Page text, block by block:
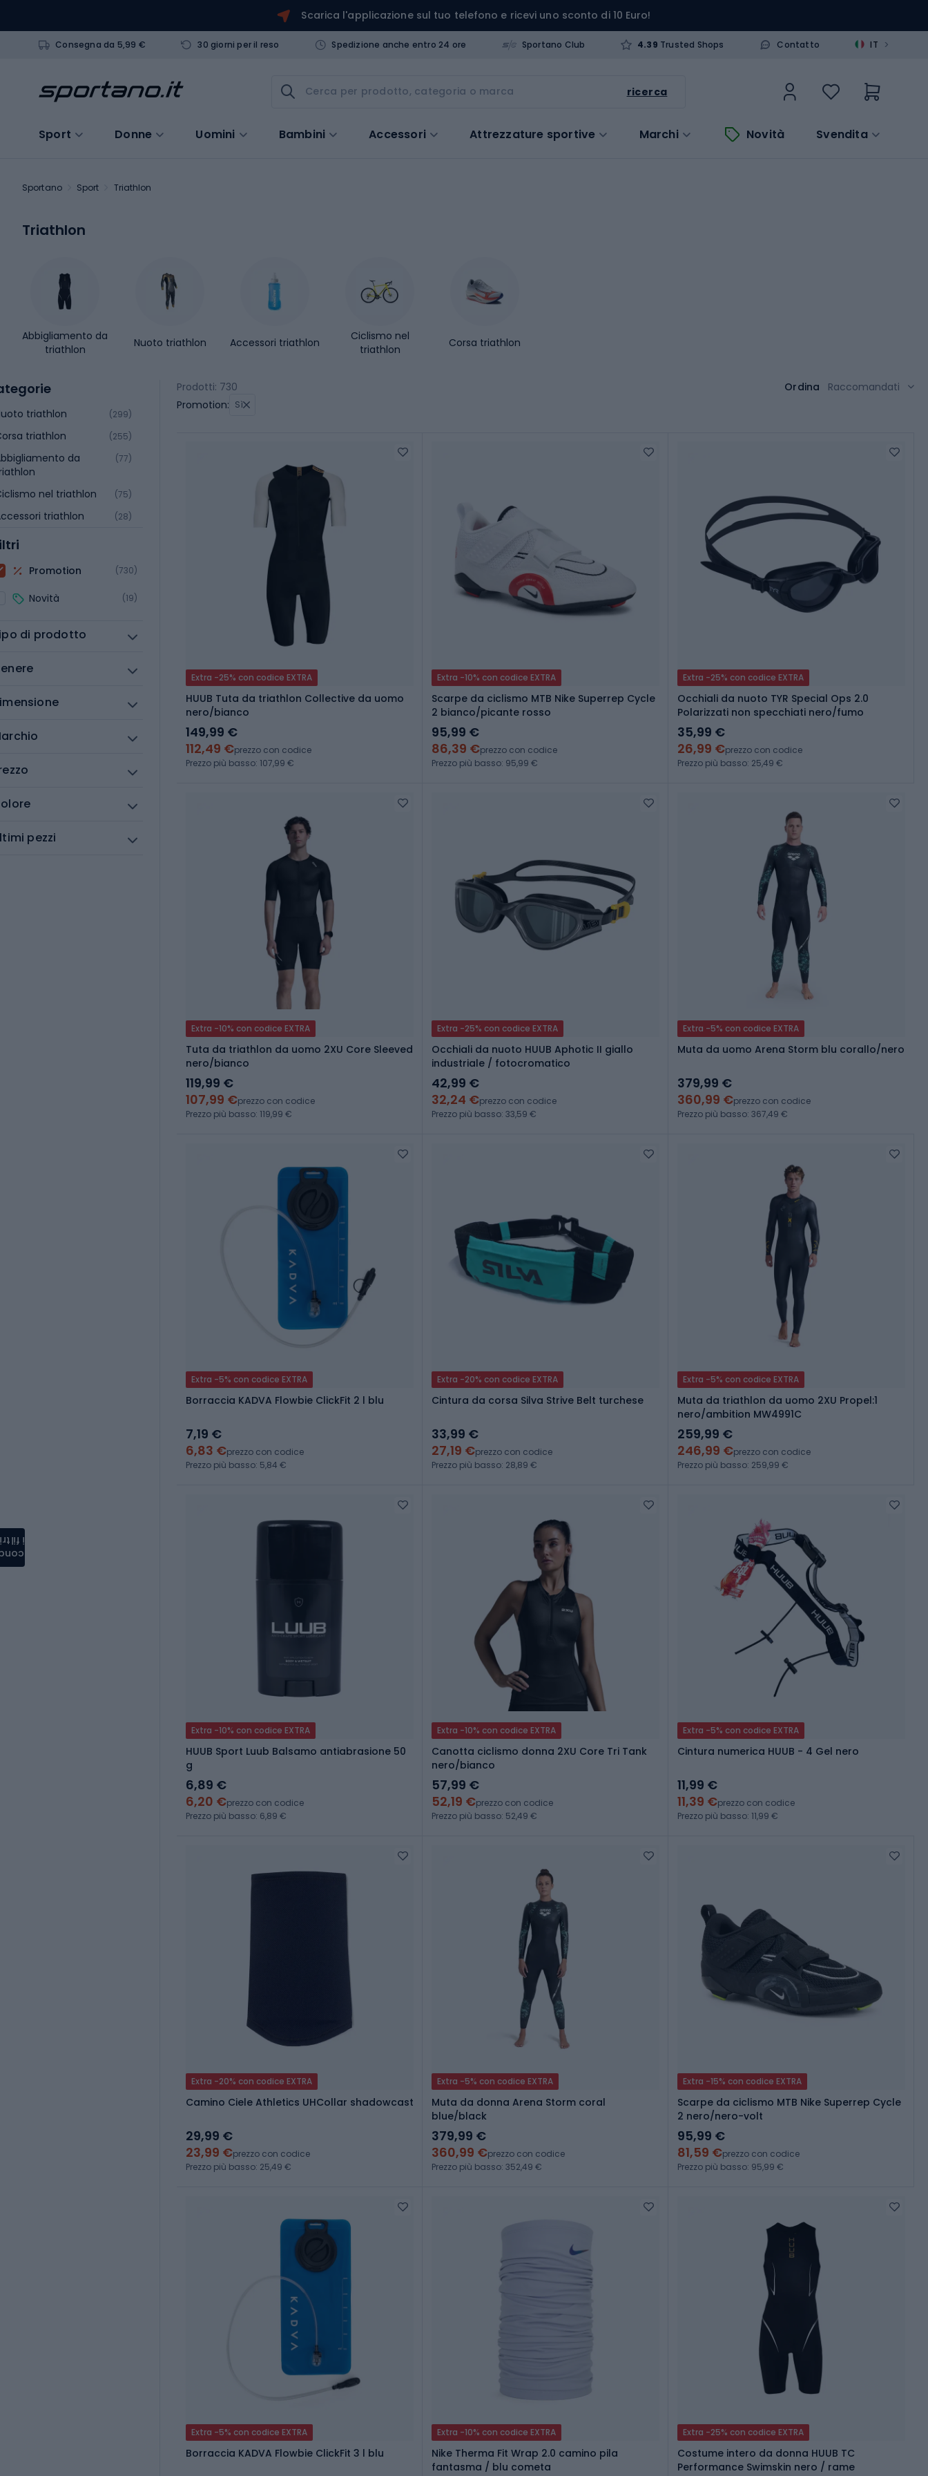
Scarica l'applicazione sul tuo telefono e ricevi uno sconto di 10 Euro!
Consegna da 5,99 € 30 giorni per il reso Spedizione anche entro 24 ore Sportano Club 4.39 Trusted Shops Contatto IT >
ricerca
Sport Donne Uomini Bambini Accessori Attrezzature sportive Marchi Novità Svendita
Sportano Sport Triathlon
Triathlon
Abbigliamento da
triathlon
Nuoto triathlon Accessori triathlon
Ciclismo nel
triathlon
Corsa triathlon
triathlon (299)
triathlon (255)
da
(77)
nel triathlon (75)
triathlon (28)
Promotion (730)
Novità (19)
di prodotto
pezzi
Prodotti: 730 Ordina
Raccomandati
Promotion: Sì
Extra -25% con codice EXTRA
HUUB Tuta da triathlon Collective da uomo
nero/bianco
149,99 €
112,49 €prezzo con codice
Prezzo più basso: 107,99 €
Extra -10% con codice EXTRA
Scarpe da ciclismo MTB Nike Superrep Cycle
2 bianco/picante rosso
95,99 €
86,39 €prezzo con codice
Prezzo più basso: 95,99 €
Extra -25% con codice EXTRA
Occhiali da nuoto TYR Special Ops 2.0
Polarizzati non specchiati nero/fumo
35,99 €
26,99 €prezzo con codice
Prezzo più basso: 25,49 €
Extra -10% con codice EXTRA
Tuta da triathlon da uomo 2XU Core Sleeved
nero/bianco
119,99 €
107,99 €prezzo con codice
Prezzo più basso: 119,99 €
Extra -25% con codice EXTRA
Occhiali da nuoto HUUB Aphotic II giallo
industriale / fotocromatico
42,99 €
32,24 €prezzo con codice
Prezzo più basso: 33,59 €
Extra -5% con codice EXTRA
Muta da uomo Arena Storm blu corallo/nero
379,99 €
360,99 €prezzo con codice
Prezzo più basso: 367,49 €
Extra -5% con codice EXTRA
Borraccia KADVA Flowbie ClickFit 2 l blu
7,19 €
6,83 €prezzo con codice
Prezzo più basso: 5,84 €
Extra -20% con codice EXTRA
Cintura da corsa Silva Strive Belt turchese
33,99 €
27,19 €prezzo con codice
Prezzo più basso: 28,89 €
Extra -5% con codice EXTRA
Muta da triathlon da uomo 2XU Propel:1
nero/ambition MW4991C
259,99 €
246,99 €prezzo con codice
Prezzo più basso: 259,99 €
Extra -10% con codice EXTRA
HUUB Sport Luub Balsamo antiabrasione 50
g
6,89 €
6,20 €prezzo con codice
Prezzo più basso: 6,89 €
Extra -10% con codice EXTRA
Canotta ciclismo donna 2XU Core Tri Tank
nero/bianco
57,99 €
52,19 €prezzo con codice
Prezzo più basso: 52,49 €
Extra -5% con codice EXTRA
Cintura numerica HUUB - 4 Gel nero
11,99 €
11,39 €prezzo con codice
Prezzo più basso: 11,99 €
Extra -20% con codice EXTRA
Camino Ciele Athletics UHCollar shadowcast
29,99 €
23,99 €prezzo con codice
Prezzo più basso: 25,49 €
Extra -5% con codice EXTRA
Muta da donna Arena Storm coral
blue/black
379,99 €
360,99 €prezzo con codice
Prezzo più basso: 352,49 €
Extra -15% con codice EXTRA
Scarpe da ciclismo MTB Nike Superrep Cycle
2 nero/nero-volt
95,99 €
81,59 €prezzo con codice
Prezzo più basso: 95,99 €
Extra -5% con codice EXTRA
Borraccia KADVA Flowbie ClickFit 3 l blu
Extra -10% con codice EXTRA
Nike Therma Fit Wrap 2.0 camino pila
fantasma / blu cometa
Extra -25% con codice EXTRA
Costume intero da donna HUUB TC
Performance Swimskin nero / rame
i filtri